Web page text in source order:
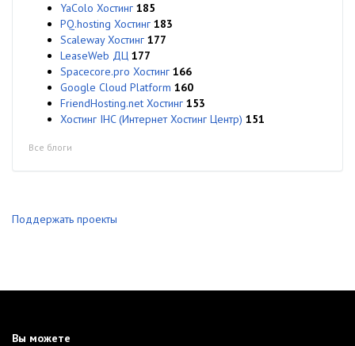
YaColo Хостинг 185
PQ.hosting Хостинг 183
Scaleway Хостинг 177
LeaseWeb ДЦ 177
Spacecore.pro Хостинг 166
Google Cloud Platform 160
FriendHosting.net Хостинг 153
Хостинг IHC (Интернет Хостинг Центр) 151
Все блоги
Поддержать проекты
Вы можете